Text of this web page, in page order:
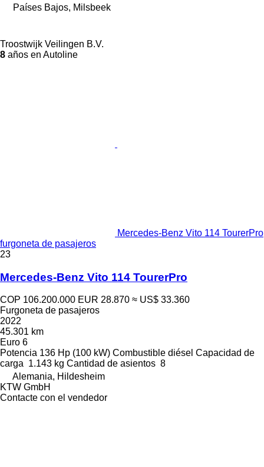
Países Bajos, Milsbeek
Troostwijk Veilingen B.V.
8 años en Autoline
Mercedes-Benz Vito 114 TourerPro
furgoneta de pasajeros
23
Mercedes-Benz Vito 114 TourerPro
COP 106.200.000 EUR 28.870 ≈ US$ 33.360
Furgoneta de pasajeros
2022
45.301 km
Euro 6
Potencia 136 Hp (100 kW) Combustible diésel Capacidad de
carga 1.143 kg Cantidad de asientos 8
Alemania, Hildesheim
KTW GmbH
Contacte con el vendedor